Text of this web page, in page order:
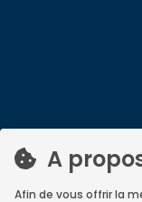
A
Afin de vous offrir la